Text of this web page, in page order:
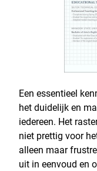
Een essentieel
het duidelijk en
iedereen. Het
niet prettig voor
alleen maar
uit in eenvoud en